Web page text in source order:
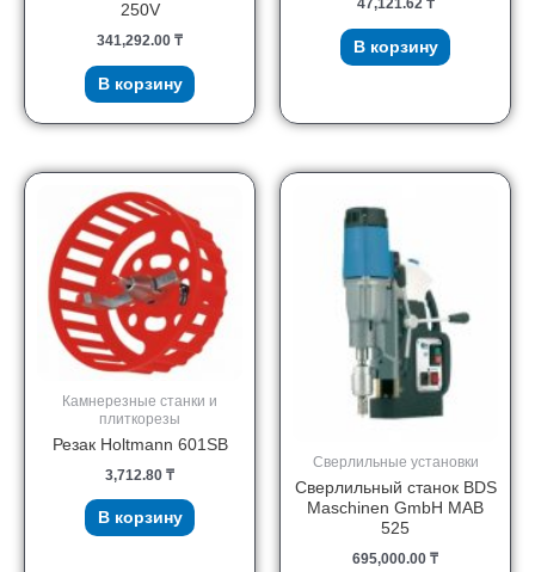
250V
341,292.00 ₸
В корзину
47,121.62 ₸
В корзину
Камнерезные станки и
плиткорезы
Резак Holtmann 601SB
3,712.80 ₸
В корзину
Сверлильные установки
Сверлильный станок BDS
Maschinen GmbH MAB
525
695,000.00 ₸